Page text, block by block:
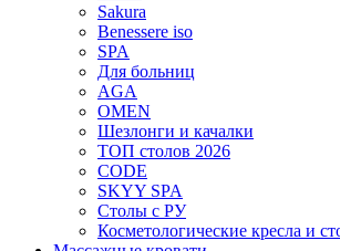
Sakura
Benessere iso
SPA
Для больниц
AGA
OMEN
Шезлонги и качалки
ТОП столов 2026
CODE
SKYY SPA
Столы с РУ
Косметологические кресла и